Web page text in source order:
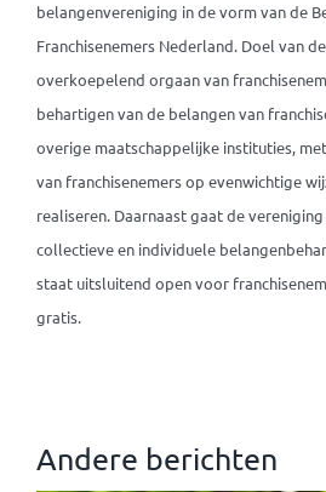
belangenvereniging in de vorm van de
Franchisenemers Nederland. Doel van
overkoepelend orgaan van
behartigen van de belangen van
overige maatschappelijke instituties,
van franchisenemers op evenwichtige
realiseren. Daarnaast gaat de
collectieve en individuele
staat uitsluitend open voor
gratis.
Andere berichten